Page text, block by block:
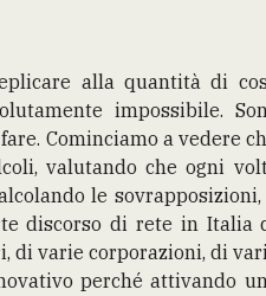
alla quantità di
impossibile.
Cominciamo a vedere
valutando che ogni
le sovrapposizioni,
discorso di rete in Italia
di varie corporazioni, di
perché attivando